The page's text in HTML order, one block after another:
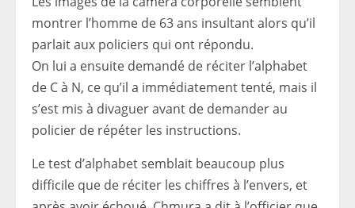
montrer l’homme de 63 ans insultant alors qu’il
parlait aux policiers qui ont répondu.
On lui a ensuite demandé de réciter l’alphabet
de C à N, ce qu’il a immédiatement tenté, mais il
s’est mis à divaguer avant de demander au
policier de répéter les instructions.
Le test d’alphabet semblait beaucoup plus
difficile que de réciter les chiffres à l’envers, et